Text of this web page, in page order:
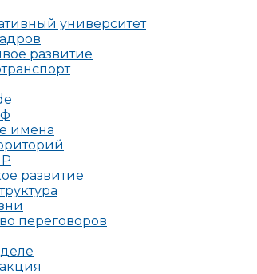
университет
развитие
имена
развитие
переговоров